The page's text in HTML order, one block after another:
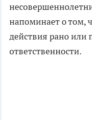
напоминает о том,
действия рано или
ответственности.